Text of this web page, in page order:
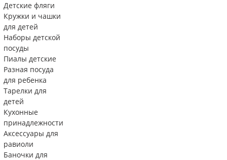
Детские фляги
Кружки и чашки
для детей
Наборы детской
посуды
Пиалы детские
Разная посуда
для ребенка
Тарелки для
детей
Кухонные
принадлежности
Аксессуары для
равиоли
Баночки для